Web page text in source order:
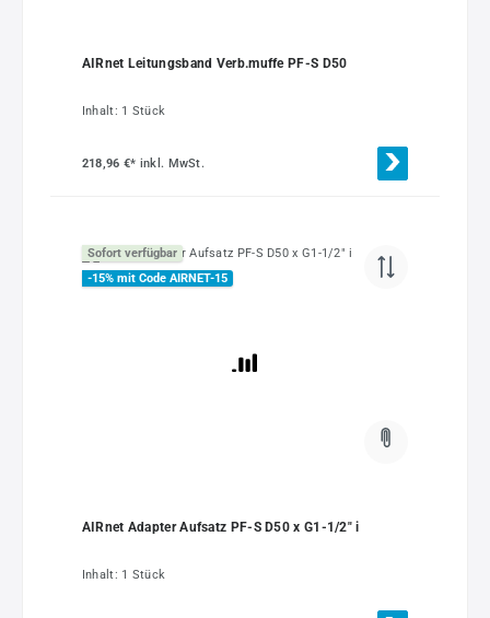
AIRnet Leitungsband Verb.muffe PF-S D50
Inhalt: 1 Stück
218,96 €* inkl. MwSt.
Sofort verfügbar
-15% mit Code AIRNET-15
AIRnet Adapter Aufsatz PF-S D50 x G1-1/2" i
Inhalt: 1 Stück